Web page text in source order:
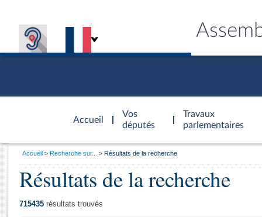
Accueil
d'accueil
Vos
députés
Travaux
parlementaires
Général
Vous
Accueil Recherche sur... Résultats de la recherche
Résultats de la recherche
715435 résultats trouvés